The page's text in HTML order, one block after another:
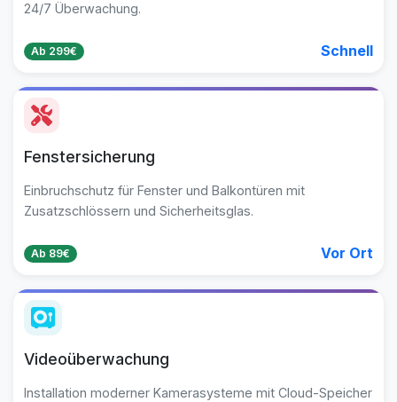
24/7 Überwachung.
Ab 299€ Schnell
Fenstersicherung
Einbruchschutz für Fenster und Balkontüren mit
Zusatzschlössern und Sicherheitsglas.
Ab 89€ Vor Ort
Videoüberwachung
Installation moderner Kamerasysteme mit Cloud-Speicher